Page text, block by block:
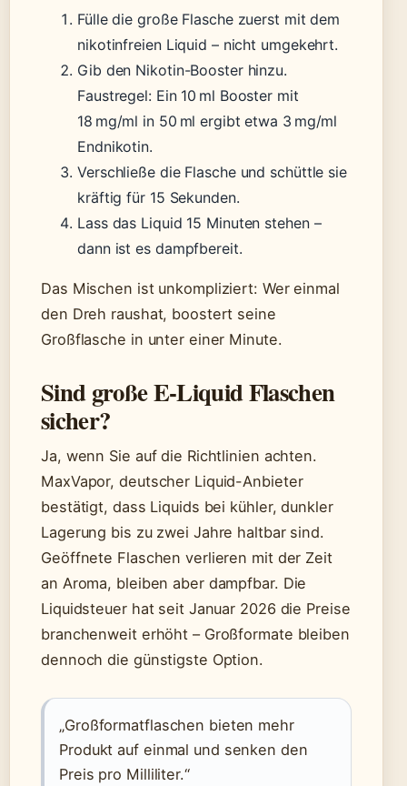
Fülle die große Flasche zuerst mit dem
nikotinfreien Liquid – nicht umgekehrt.
Gib den Nikotin-Booster hinzu.
Faustregel: Ein 10 ml Booster mit
18 mg/ml in 50 ml ergibt etwa 3 mg/ml
Endnikotin.
Verschließe die Flasche und schüttle sie
kräftig für 15 Sekunden.
Lass das Liquid 15 Minuten stehen –
dann ist es dampfbereit.
Das Mischen ist unkompliziert: Wer einmal
den Dreh raushat, boostert seine
Großflasche in unter einer Minute.
Sind große E-Liquid Flaschen
sicher?
Ja, wenn Sie auf die Richtlinien achten.
MaxVapor, deutscher Liquid-Anbieter
bestätigt, dass Liquids bei kühler, dunkler
Lagerung bis zu zwei Jahre haltbar sind.
Geöffnete Flaschen verlieren mit der Zeit
an Aroma, bleiben aber dampfbar. Die
Liquidsteuer hat seit Januar 2026 die Preise
branchenweit erhöht – Großformate bleiben
dennoch die günstigste Option.
„Großformatflaschen bieten mehr
Produkt auf einmal und senken den
Preis pro Milliliter.“